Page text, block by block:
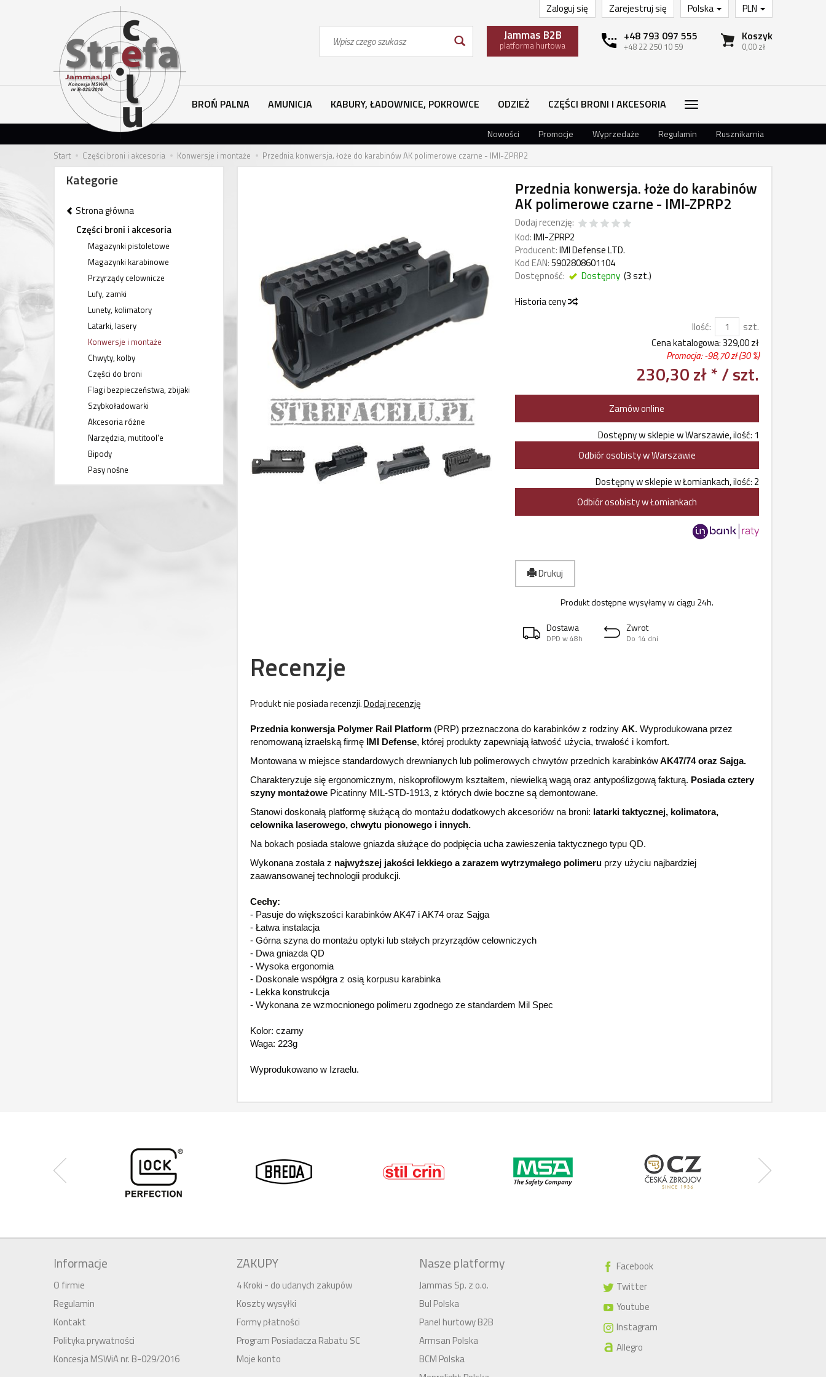
PLN
Polska
Zarejestruj się
Zaloguj się
Koszyk
0,00 zł
+48 793 097 555
+48 22 250 10 59
Jammas B2B
platforma hurtowa
BROŃ PALNA AMUNICJA KABURY, ŁADOWNICE, POKROWCE ODZIEŻ CZĘŚCI BRONI I AKCESORIA
Nowości Promocje Wyprzedaże Regulamin Rusznikarnia
Start Części broni i akcesoria Konwersje i montaże Przednia konwersja. łoże do karabinów AK polimerowe czarne - IMI-ZPRP2
Przednia konwersja. łoże do karabinów
AK polimerowe czarne - IMI-ZPRP2
Dodaj recenzję:
Kod:IMI-ZPRP2
Producent:IMI Defense LTD.
Kod EAN:5902808601104
Dostępność:
Dostępny (3szt.)
Historia ceny
Ilość:
szt.
Cena katalogowa:329,00 zł
Promocja: -98,70 zł(30 %)
230,30 zł */ szt.
Zamów online
Dostępny w sklepie w Warszawie, ilość: 1
Odbiór osobisty w Warszawie
Dostępny w sklepie w Łomiankach, ilość: 2
Odbiór osobisty w Łomiankach
Drukuj
Produkt dostępne wysyłamy w ciągu 24h.
Dostawa
DPD w 48h
Zwrot
Do 14 dni
Recenzje
Produkt nie posiada recenzji.Dodaj recenzję
Przednia konwersja Polymer Rail Platform(PRP) przeznaczona do karabinków z rodziny AK. Wyprodukowana przez
renomowaną izraelską firmę IMI Defense, której produkty zapewniają łatwość użycia, trwałość i komfort.
Montowana w miejsce standardowych drewnianych lub polimerowych chwytów przednich karabinkówAK47/74 oraz Sajga.
Charakteryzuje się ergonomicznym, niskoprofilowym kształtem, niewielką wagą oraz antypoślizgową fakturą. Posiada cztery
szyny montażowePicatinny MIL-STD-1913, z których dwie boczne są demontowane.
Stanowi doskonałą platformę służącą do montażu dodatkowych akcesoriów na broni: latarki taktycznej, kolimatora,
celownika laserowego, chwytu pionowego i innych.
Na bokach posiada stalowe gniazda służące do podpięcia ucha zawieszenia taktycznego typu QD.
Wykonana została z najwyższej jakości lekkiego a zarazem wytrzymałego polimeruprzy użyciu najbardziej
zaawansowanej technologii produkcji.
Cechy:
- Pasuje do większości karabinków AK47 i AK74 oraz Sajga
- Łatwa instalacja
- Górna szyna do montażu optyki lub stałych przyrządów celowniczych
- Dwa gniazda QD
- Wysoka ergonomia
- Doskonale współgra z osią korpusu karabinka
- Lekka konstrukcja
- Wykonana ze wzmocnionego polimeru zgodnego ze standardem Mil Spec
Kolor: czarny
Waga: 223g
Wyprodukowano w Izraelu.
Kategorie
Strona główna
Części broni i akcesoria
Magazynki pistoletowe
Magazynki karabinowe
Przyrządy celownicze
Lufy, zamki
Lunety, kolimatory
Latarki, lasery
Konwersje i montaże
Chwyty, kolby
Części do broni
Flagi bezpieczeństwa, zbijaki
Szybkoładowarki
Akcesoria różne
Narzędzia, mutitool'e
Bipody
Pasy nośne
Facebook
Twitter
Youtube
Instagram
Allegro
Informacje
O firmie
Regulamin
Kontakt
Polityka prywatności
Koncesja MSWiA nr. B-029/2016
ZAKUPY
4 Kroki - do udanych zakupów
Koszty wysyłki
Formy płatności
Program Posiadacza Rabatu SC
Moje konto
Nasze platformy
Jammas Sp. z o.o.
Bul Polska
Panel hurtowy B2B
Armsan Polska
BCM Polska